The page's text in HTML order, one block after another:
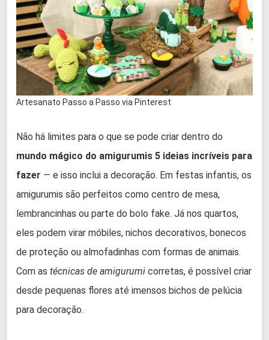
Artesanato Passo a Passo via Pinterest
Não há limites para o que se pode criar dentro do
mundo mágico do amigurumis 5 ideias incríveis para
fazer — e isso inclui a decoração. Em festas infantis, os
amigurumis são perfeitos como centro de mesa,
lembrancinhas ou parte do bolo fake. Já nos quartos,
eles podem virar móbiles, nichos decorativos, bonecos
de proteção ou almofadinhas com formas de animais.
Com as técnicas de amigurumi corretas, é possível criar
desde pequenas flores até imensos bichos de pelúcia
para decoração.